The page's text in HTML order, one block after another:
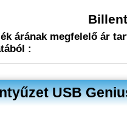
árának megfelelő ár
:
USB